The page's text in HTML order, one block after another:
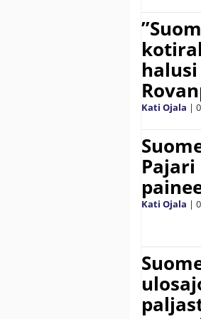
Kati Ojala |
Kati Ojala |